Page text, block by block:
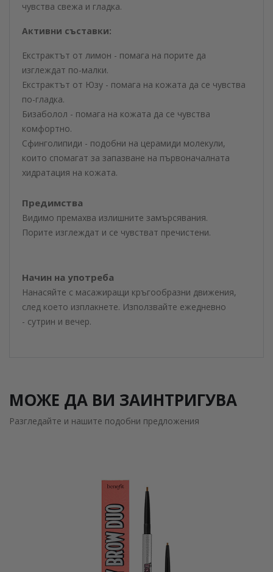
чувства свежа и гладка.
Активни съставки:
Екстрактът от лимон - помага на порите да
изглеждат по-малки.
Екстрактът от Юзу - помага на кожата да се чувства
по-гладка.
Бизаболол - помага на кожата да се чувства
комфортно.
Сфинголипиди - подобни на церамиди молекули,
които спомагат за запазване на първоначалната
хидратация на кожата.
Предимства
Видимо премахва излишните замърсявания.
Порите изглеждат и се чувстват пречистени.
Начин на употреба
Нанасяйте с масажиращи кръгообразни движения,
след което изплакнете. Използвайте ежедневно
- сутрин и вечер.
МОЖЕ ДА ВИ ЗАИНТРИГУВА
Разгледайте и нашите подобни предложения